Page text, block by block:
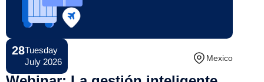
28Tuesday
July 2026
Conference Mexico